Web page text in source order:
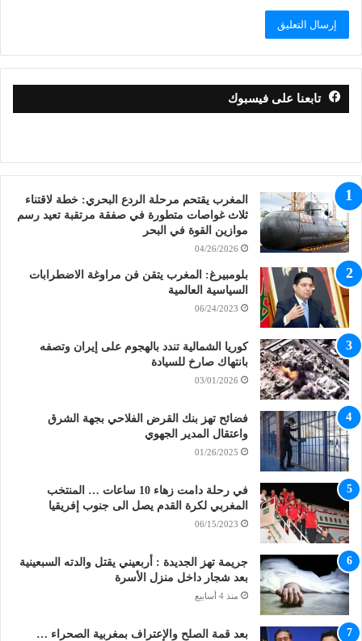
تابعنا على فيسبوك
المغرب يقتحم مرحلة الردع البحري: خطة لاقتناء
ثلاث غواصات متطورة في صفقة مرتقبة تعيد رسم
موازين القوة في البحر
04/26/2026
بلومبيرغ: المغرب يتقن فن مراوغة الاضطرابات
السياسية العالمية
06/24/2023
كوريا الشمالية تندد بالهجوم على إيران وتصفه
بانتهاك صارخ للسيادة
03/01/2026
فضائح تهز بنك القرض الفلاحي بجهة الشرق
واعتقال المدير الجهوي
01/26/2025
في رحلة دامت زهاء 10 ساعات … المنتخب
المغربي لكرة القدم يصل الى جنوب إفريقيا
06/15/2023
جريمة تهز الجديدة : أربعيني يقتل والدته السبعينية
بعد شجار داخل منزل الأسرة
منذ 4 أسابيع
بعد قمة الصلح والإعتراف بمغربية الصحراء …